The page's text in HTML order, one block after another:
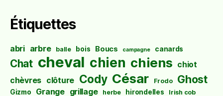
Étiquettes
abri arbre balle bois Boucs campagne canards
Chat cheval chien chiens chiot
chèvres clôture Cody César Frodo Ghost
Gizmo Grange grillage herbe hirondelles Irish cob